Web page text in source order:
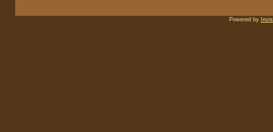
Powered by